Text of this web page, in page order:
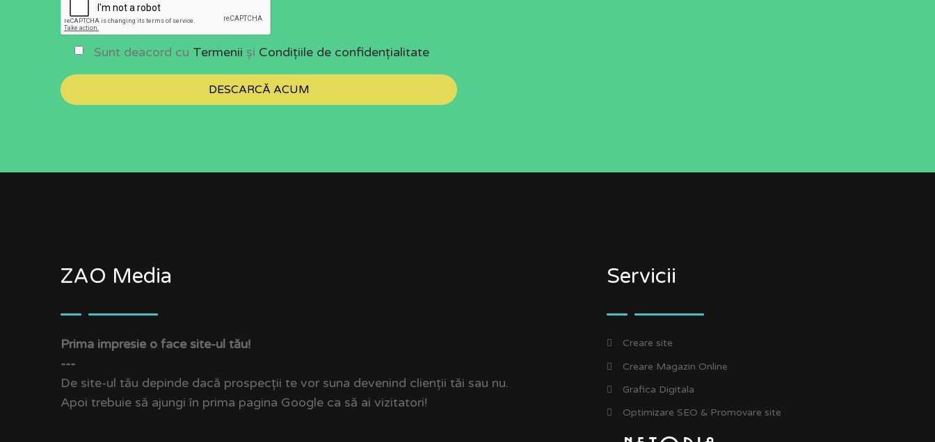
Sunt deacord cu Termenii și Condițiile de confidențialitate
ZAO Media
Prima impresie o face site-ul tău!
---
De site-ul tău depinde dacă prospecții te vor suna devenind clienții tăi sau nu.
Apoi trebuie să ajungi în prima pagina Google ca să ai vizitatori!
Servicii
Creare site
Creare Magazin Online
Grafica Digitala
Optimizare SEO & Promovare site